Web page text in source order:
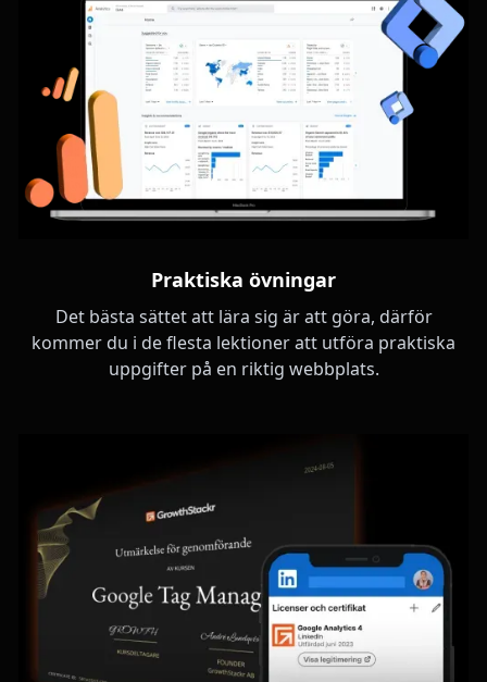
Praktiska övningar
Det bästa sättet att lära sig är att göra, därför
kommer du i de flesta lektioner att utföra praktiska
uppgifter på en riktig webbplats.